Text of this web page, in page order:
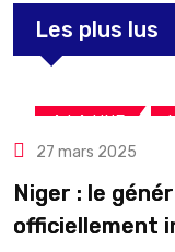
Les plus lus
A LA UNE
27 mars 2025
Niger : le
officiellement